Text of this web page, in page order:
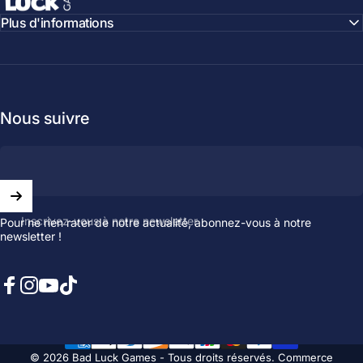
Plus d'informations
Nous suivre
Inscrivez-vous à notre newsletter
Pour ne rien rater de notre actualité, abonnez-vous à notre
newsletter !
© 2026 Bad Luck Games - Tous droits réservés. Commerce